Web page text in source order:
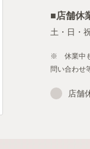
■店舗休
土・日・
※ 休業中も
問い合わせ
店舗